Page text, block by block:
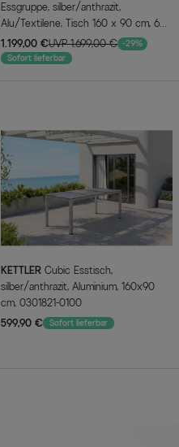
Essgruppe, silber/anthrazit,
Alu/Textilene, Tisch 160 x 90 cm, 6
Klappstühle
1.199,00 €UVP 1.699,00 € -29%
Sofort lieferbar
KETTLER
silber/anthrazit, Aluminium, 160x90
cm, 0301821-0100
599,90 €
Sofort lieferbar